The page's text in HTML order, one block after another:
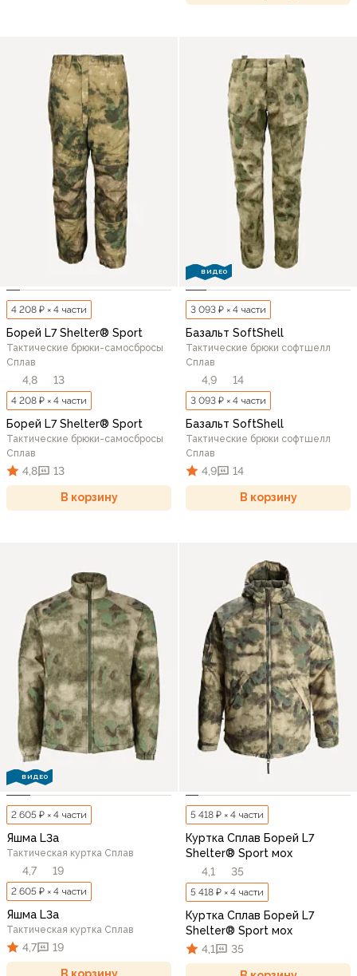
4 208 ₽ × 4 части
Борей L7 Shelter® Sport
Тактические брюки-самосбросы
Сплав
4,8 13
4 208 ₽ × 4 части
Борей L7 Shelter® Sport
Тактические брюки-самосбросы
Сплав
4,8 13
В корзину
ВИДЕО
3 093 ₽ × 4 части
Базальт SoftShell
Тактические брюки софтшелл
Сплав
4,9 14
3 093 ₽ × 4 части
Базальт SoftShell
Тактические брюки софтшелл
Сплав
4,9 14
В корзину
ВИДЕО
2 605 ₽ × 4 части
Яшма L3a
Тактическая куртка Сплав
4,7 19
2 605 ₽ × 4 части
Яшма L3a
Тактическая куртка Сплав
4,7 19
5 418 ₽ × 4 части
Куртка Сплав Борей L7
Shelter® Sport мох
4,1
35
5 418 ₽ × 4 части
Куртка Сплав Борей L7
Shelter® Sport мох
4,1
35